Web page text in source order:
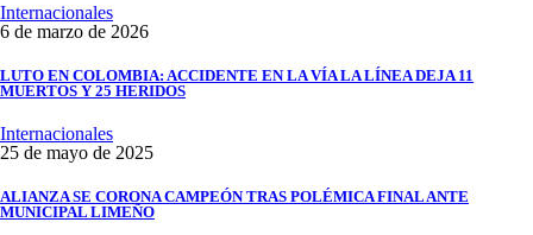
Internacionales
6 de marzo de 2026
LUTO EN COLOMBIA: ACCIDENTE EN LA VÍA LA LÍNEA DEJA 11
MUERTOS Y 25 HERIDOS
Internacionales
25 de mayo de 2025
ALIANZA SE CORONA CAMPEÓN TRAS POLÉMICA FINAL ANTE
MUNICIPAL LIMEÑO